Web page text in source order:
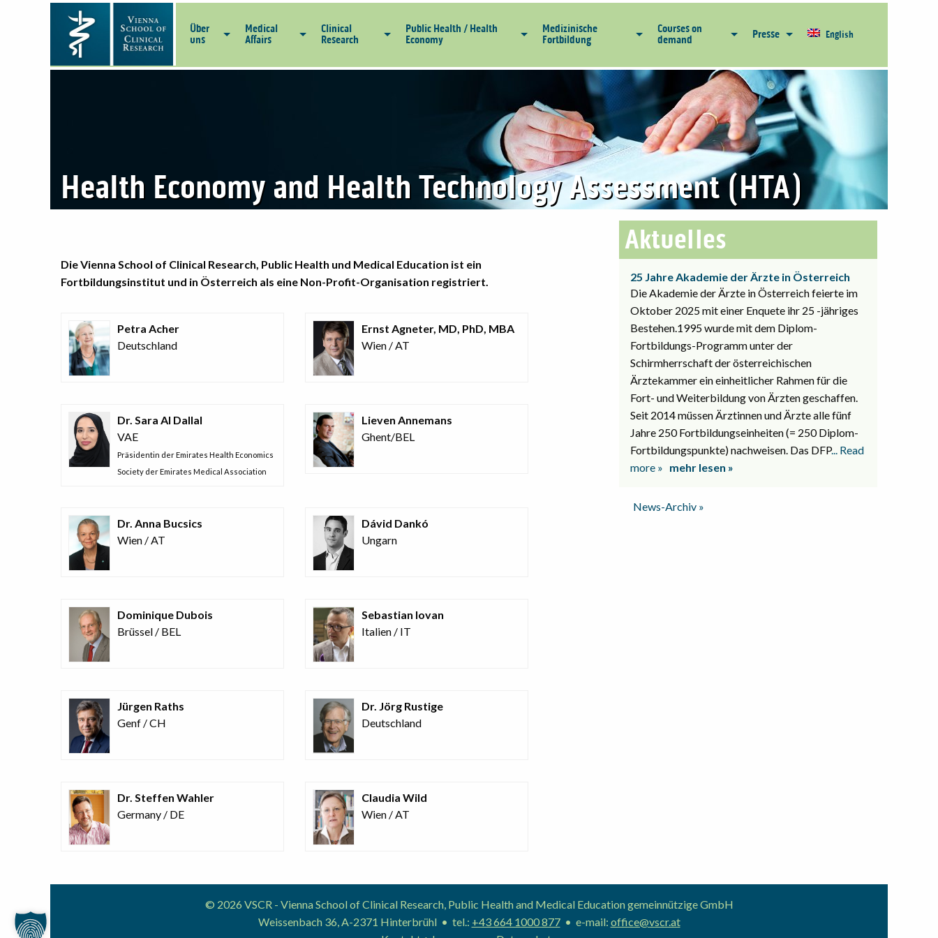
Über
uns
Medical
Affairs
Clinical
Research
Public Health / Health
Economy
Medizinische
Fortbildung
Courses on
demand
Presse English
Health Economy and Health Technology Assessment (HTA)
Die Vienna School of Clinical Research, Public Health und Medical Education ist ein
Fortbildungsinstitut und in Österreich als eine Non-Profit-Organisation registriert.
Petra Acher
Deutschland
Ernst Agneter, MD, PhD, MBA
Wien / AT
Dr. Sara Al Dallal
VAE
Präsidentin der Emirates Health Economics
Society der Emirates Medical Association
Lieven Annemans
Ghent/BEL
Dr. Anna Bucsics
Wien / AT
Dávid Dankó
Ungarn
Dominique Dubois
Brüssel / BEL
Sebastian Iovan
Italien / IT
Jürgen Raths
Genf / CH
Dr. Jörg Rustige
Deutschland
Dr. Steffen Wahler
Germany / DE
Claudia Wild
Wien / AT
News-Archiv »
Aktuelles
25 Jahre Akademie der Ärzte in Österreich
Die Akademie der Ärzte in Österreich feierte im
Oktober 2025 mit einer Enquete ihr 25 -jähriges
Bestehen.1995 wurde mit dem Diplom-
Fortbildungs-Programm unter der
Schirmherrschaft der österreichischen
Ärztekammer ein einheitlicher Rahmen für die
Fort- und Weiterbildung von Ärzten geschaffen.
Seit 2014 müssen Ärztinnen und Ärzte alle fünf
Jahre 250 Fortbildungseinheiten (= 250 Diplom-
Fortbildungspunkte) nachweisen. Das DFP... Read
more » mehr lesen »
© 2026 VSCR - Vienna School of Clinical Research, Public Health and Medical Education gemeinnützige GmbH
Weissenbach 36, A-2371 Hinterbrühl • tel.: +43 664 1000 877• e-mail: office@vscr.at